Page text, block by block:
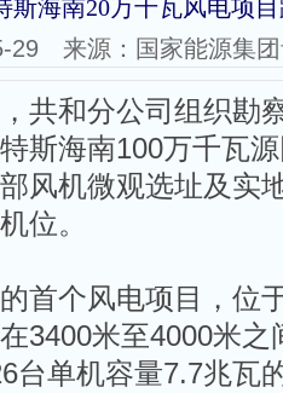
斯海南20万千瓦风电项
29 来源：国家能源集
共和分公司组织勘
斯海南100万千瓦
风机微观选址及实
位。
首个风电项目，位
3400米至4000米
台单机容量7.7兆瓦